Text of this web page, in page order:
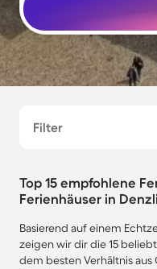
Filter
Top 15 empfohlene
Ferienhäuser in
Basierend auf einem
zeigen wir dir die 15
dem besten Verhältnis aus